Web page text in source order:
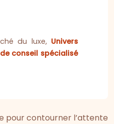
du luxe, Univers
conseil spécialisé
pour contourner l’attente